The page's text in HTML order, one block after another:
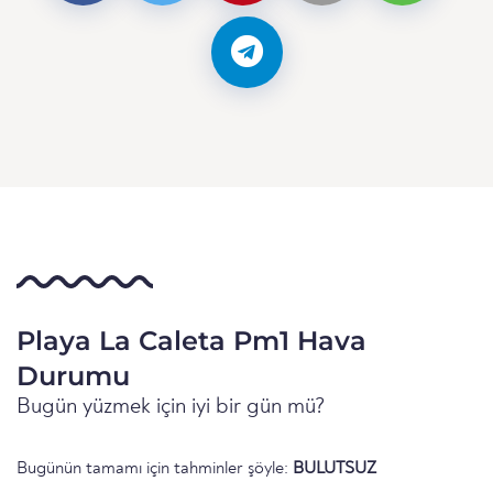
Playa La Caleta Pm1 Hava
Durumu
Bugün yüzmek için iyi bir gün mü?
Bugünün tamamı için tahminler şöyle: BULUTSUZ